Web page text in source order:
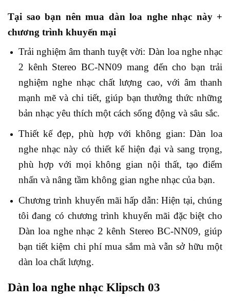
Tại sao bạn nên mua dàn loa nghe nhạc này +
chương trình khuyến mại
Trải nghiệm âm thanh tuyệt vời: Dàn loa nghe nhạc
2 kênh Stereo BC-NN09 mang đến cho bạn trải
nghiệm nghe nhạc chất lượng cao, với âm thanh
mạnh mẽ và chi tiết, giúp bạn thưởng thức những
bản nhạc yêu thích một cách sống động và sâu sắc.
Thiết kế đẹp, phù hợp với không gian: Dàn loa
nghe nhạc này có thiết kế hiện đại và sang trọng,
phù hợp với mọi không gian nội thất, tạo điểm
nhấn và nâng tầm không gian nghe nhạc của bạn.
Chương trình khuyến mãi hấp dẫn: Hiện tại, chúng
tôi đang có chương trình khuyến mãi đặc biệt cho
Dàn loa nghe nhạc 2 kênh Stereo BC-NN09, giúp
bạn tiết kiệm chi phí mua sắm mà vẫn sở hữu một
dàn loa chất lượng.
Dàn loa nghe nhạc Klipsch 03